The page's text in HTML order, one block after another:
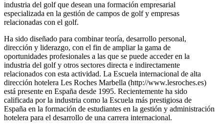
industria del golf que desean una formación empresarial
especializada en la gestión de campos de golf y empresas
relacionadas con el golf.
Ha sido diseñado para combinar teoría, desarrollo personal,
dirección y liderazgo, con el fin de ampliar la gama de
oportunidades profesionales a las que se puede acceder en la
industria del golf y otros sectores directa e indirectamente
relacionados con esta actividad. La Escuela internacional de alta
dirección hotelera Les Roches Marbella (http://www.lesroches.es)
está presente en España desde 1995. Recientemente ha sido
calificada por la industria como la Escuela más prestigiosa de
España en la formación de estudiantes en la gestión y administración
hotelera para el desarrollo de una carrera internacional.